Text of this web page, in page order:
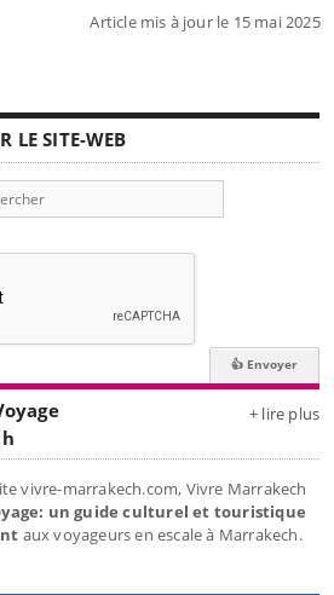
Article mis à jour le 15 mai 2025
LE SITE-WEB
+ lire plus
vivre-marrakech.com, Vivre Marrakech
un guide culturel et touristique
aux voyageurs en escale à Marrakech.